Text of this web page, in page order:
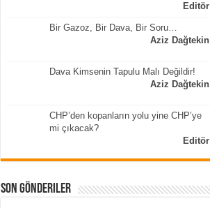
Editör
Bir Gazoz, Bir Dava, Bir Soru…
Aziz Dağtekin
Dava Kimsenin Tapulu Malı Değildir!
Aziz Dağtekin
CHP’den kopanların yolu yine CHP’ye
mi çıkacak?
Editör
Son Gönderiler